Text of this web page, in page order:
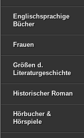
Englischsprachige
Bücher
Frauen
Größen d.
Literaturgeschichte
Historischer Roman
Hörbucher &
Hörspiele